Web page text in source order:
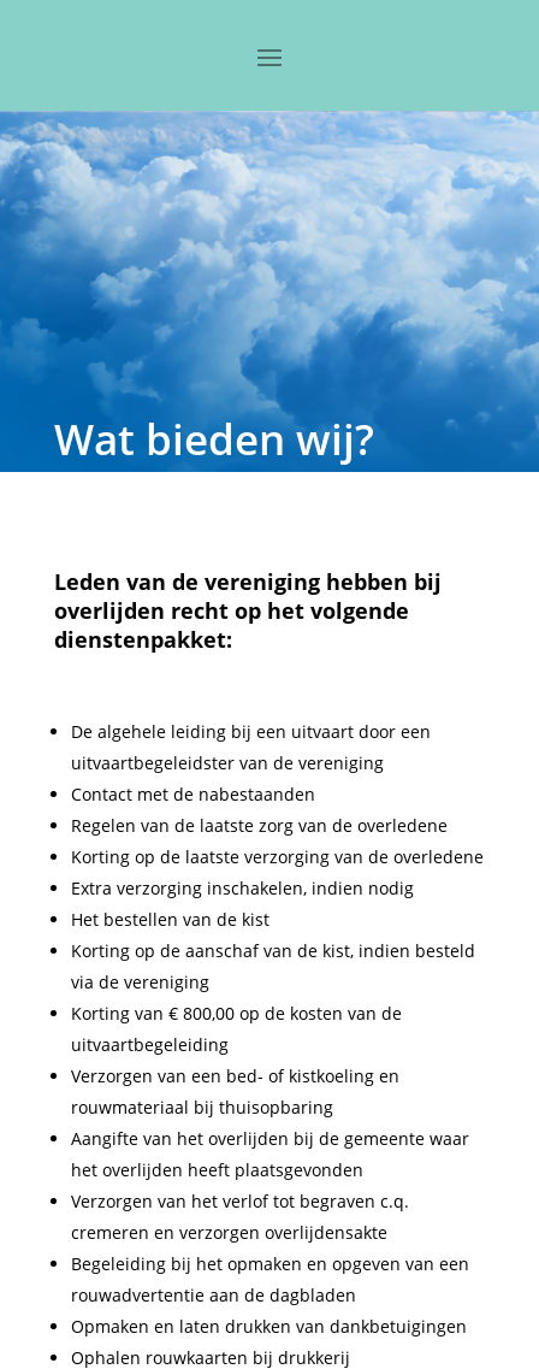
Wat bieden wij?
Leden van de vereniging hebben bij
overlijden recht op het volgende
dienstenpakket:
De algehele leiding bij een uitvaart door een
uitvaartbegeleidster van de vereniging
Contact met de nabestaanden
Regelen van de laatste zorg van de overledene
Korting op de laatste verzorging van de overledene
Extra verzorging inschakelen, indien nodig
Het bestellen van de kist
Korting op de aanschaf van de kist, indien besteld
via de vereniging
Korting van € 800,00 op de kosten van de
uitvaartbegeleiding
Verzorgen van een bed- of kistkoeling en
rouwmateriaal bij thuisopbaring
Aangifte van het overlijden bij de gemeente waar
het overlijden heeft plaatsgevonden
Verzorgen van het verlof tot begraven c.q.
cremeren en verzorgen overlijdensakte
Begeleiding bij het opmaken en opgeven van een
rouwadvertentie aan de dagbladen
Opmaken en laten drukken van dankbetuigingen
Ophalen rouwkaarten bij drukkerij